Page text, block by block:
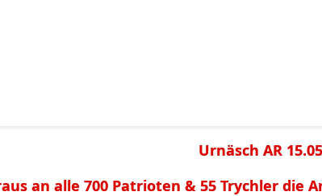
Urnäsch AR
an alle 700 Patrioten & 55 Trychler die